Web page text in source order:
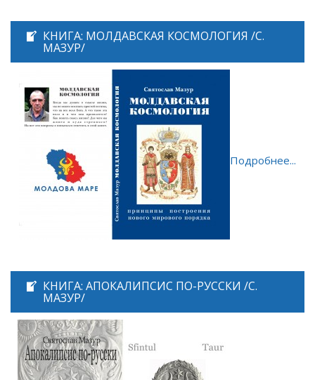
КНИГА: МОЛДАВСКАЯ КОСМОЛОГИЯ /С.
МАЗУР/
Подробнее...
КНИГА: АПОКАЛИПСИС ПО-РУССКИ /С.
МАЗУР/